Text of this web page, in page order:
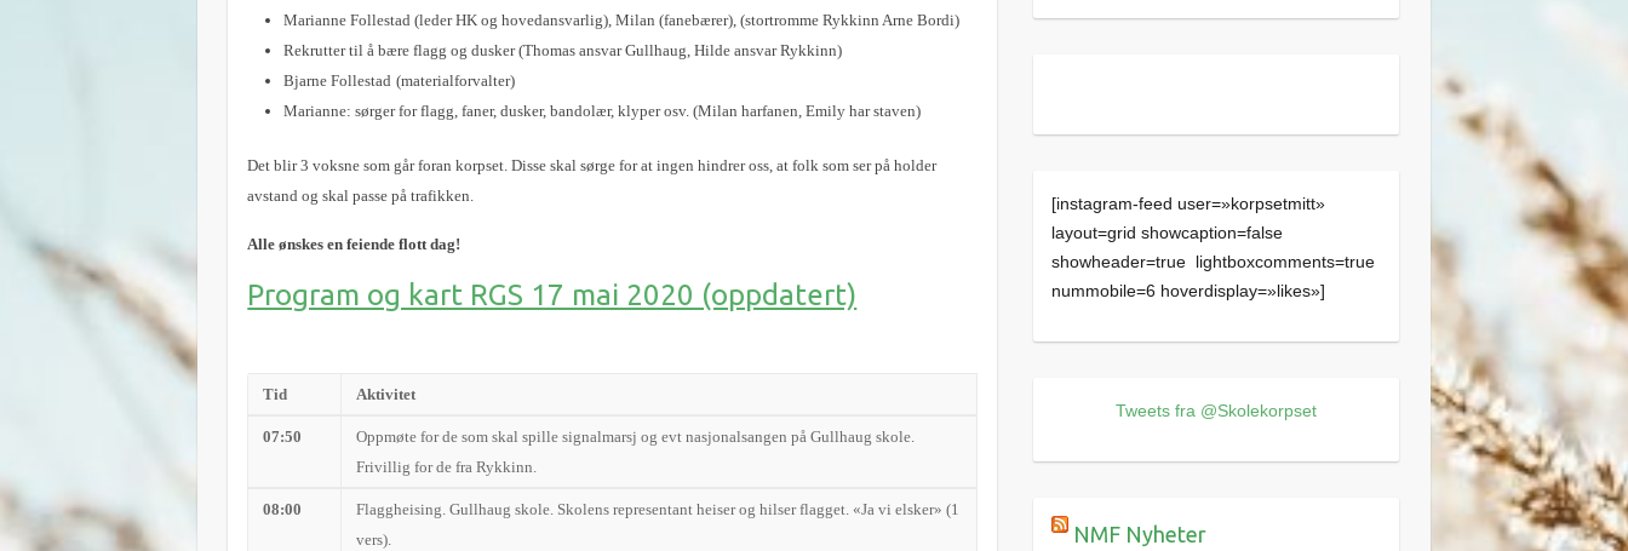
Marianne Follestad (leder HK og hovedansvarlig), Milan (fanebærer), (stortromme Rykkinn Arne Bordi)
Rekrutter til å bære flagg og dusker (Thomas ansvar Gullhaug, Hilde ansvar Rykkinn)
Bjarne Follestad (materialforvalter)
Marianne: sørger for flagg, faner, dusker, bandolær, klyper osv. (Milan harfanen, Emily har staven)
Det blir 3 voksne som går foran korpset. Disse skal sørge for at ingen hindrer oss, at folk som ser på holder
avstand og skal passe på trafikken.
Alle ønskes en feiende flott dag!
Program og kart RGS 17 mai 2020 (oppdatert)
Tid Aktivitet
07:50
Oppmøte for de som skal spille signalmarsj og evt nasjonalsangen på Gullhaug skole.
Frivillig for de fra Rykkinn.
08:00
Flaggheising. Gullhaug skole. Skolens representant heiser og hilser flagget. «Ja vi elsker» (1
vers).
[instagram-feed user=»korpsetmitt»
layout=grid showcaption=false
showheader=true lightboxcomments=true
nummobile=6 hoverdisplay=»likes»]
Tweets fra @Skolekorpset
NMF Nyheter